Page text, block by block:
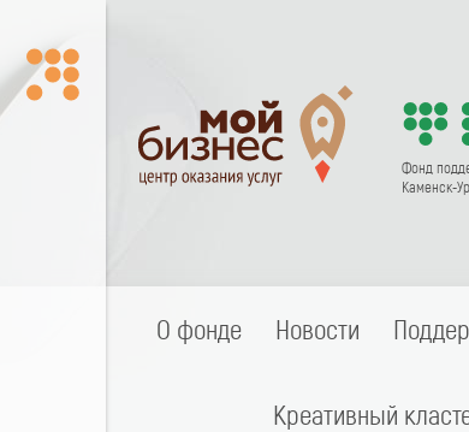
Фонд
Каменск-
О фонде Новости
Креативный